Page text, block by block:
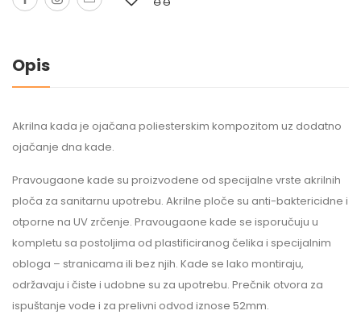
Opis
Akrilna kada je ojačana poliesterskim kompozitom uz dodatno
ojačanje dna kade.
Pravougaone kade su proizvodene od specijalne vrste akrilnih
ploča za sanitarnu upotrebu. Akrilne ploče su anti-baktericidne i
otporne na UV zrčenje. Pravougaone kade se isporučuju u
kompletu sa postoljima od plastificiranog čelika i specijalnim
obloga – stranicama ili bez njih. Kade se lako montiraju,
održavaju i čiste i udobne su za upotrebu. Prečnik otvora za
ispuštanje vode i za prelivni odvod iznose 52mm.